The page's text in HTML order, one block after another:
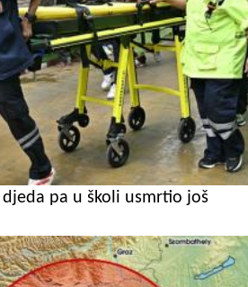
pa u školi usmrtio još